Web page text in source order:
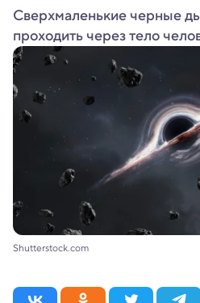
Сверхмаленькие черные
проходить через тело
Shutterstock.com